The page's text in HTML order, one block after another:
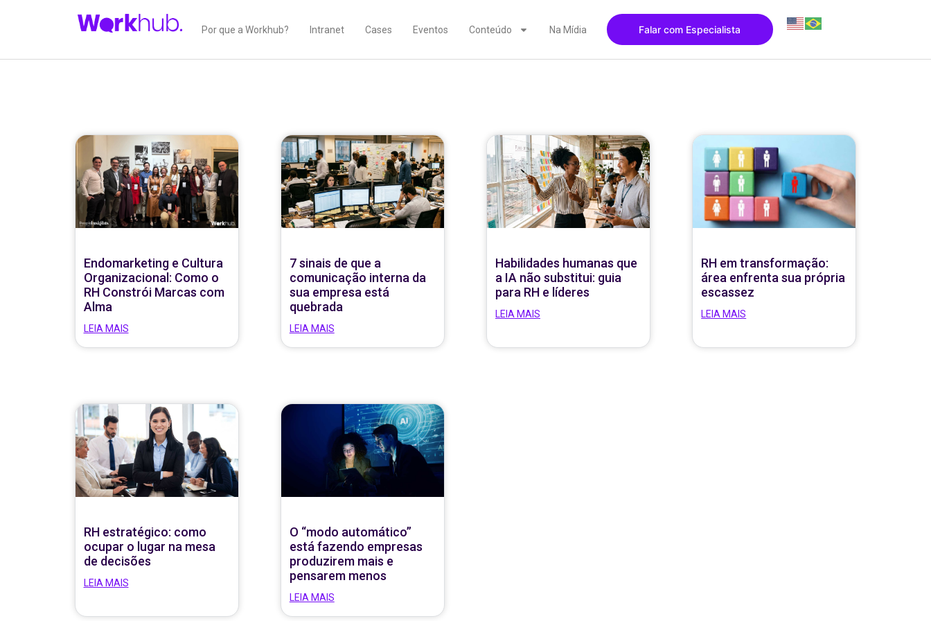
Por que a Workhub? Intranet Cases Eventos Conteúdo Na Mídia Falar com Especialista
Endomarketing e Cultura
Organizacional: Como o
RH Constrói Marcas com
Alma
LEIA MAIS
7 sinais de que a
comunicação interna da
sua empresa está
quebrada
LEIA MAIS
Habilidades humanas que
a IA não substitui: guia
para RH e líderes
LEIA MAIS
RH em transformação:
área enfrenta sua própria
escassez
LEIA MAIS
RH estratégico: como
ocupar o lugar na mesa
de decisões
LEIA MAIS
O “modo automático”
está fazendo empresas
produzirem mais e
pensarem menos
LEIA MAIS